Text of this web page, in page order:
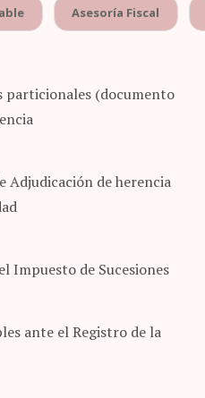
Asesoría Fiscal
particionales (documento
Adjudicación de herencia
Impuesto de Sucesiones
ante el Registro de la